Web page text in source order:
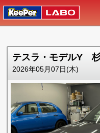
テスラ・モデルY
2026年05月07日(木)